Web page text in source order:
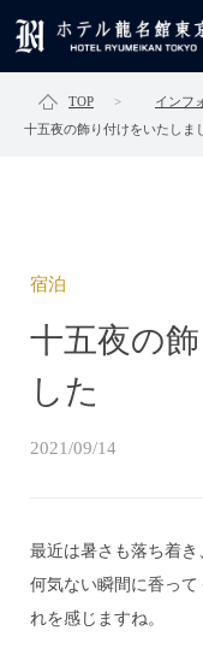
TOP
インフ
十五夜の飾り付けをいたしま
宿泊
十五夜の
した
2021/09/14
最近は暑さも落ち着き
何気ない瞬間に香っ
れを感じますね。